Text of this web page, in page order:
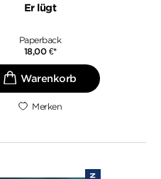
Er lügt
Paperback
18,00 €*
Merken